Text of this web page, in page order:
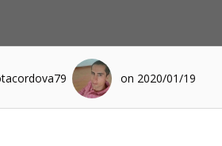
on 2020/01/19